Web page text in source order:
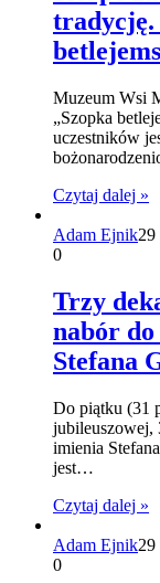
tradycję.
Muzeum Wsi
„Szopka
uczestników
Czytaj dalej »
Adam Ejnik29
0
Trzy
nabór
Stefana
Do piątku (31
jubileuszowej,
imienia
jest…
Czytaj dalej »
Adam Ejnik29
0